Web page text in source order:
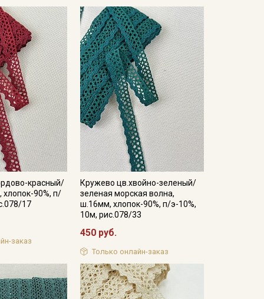
красный/
90%, п/
17
заказ
Кружево цв.хвойно-зеленый/
зеленая морская волна,
ш.16мм, хлопок-90%, п/э-10%,
10м, рис.078/33
450 руб.
Только онлайн-заказ